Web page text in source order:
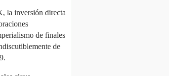
, la inversión directa
de finales
de